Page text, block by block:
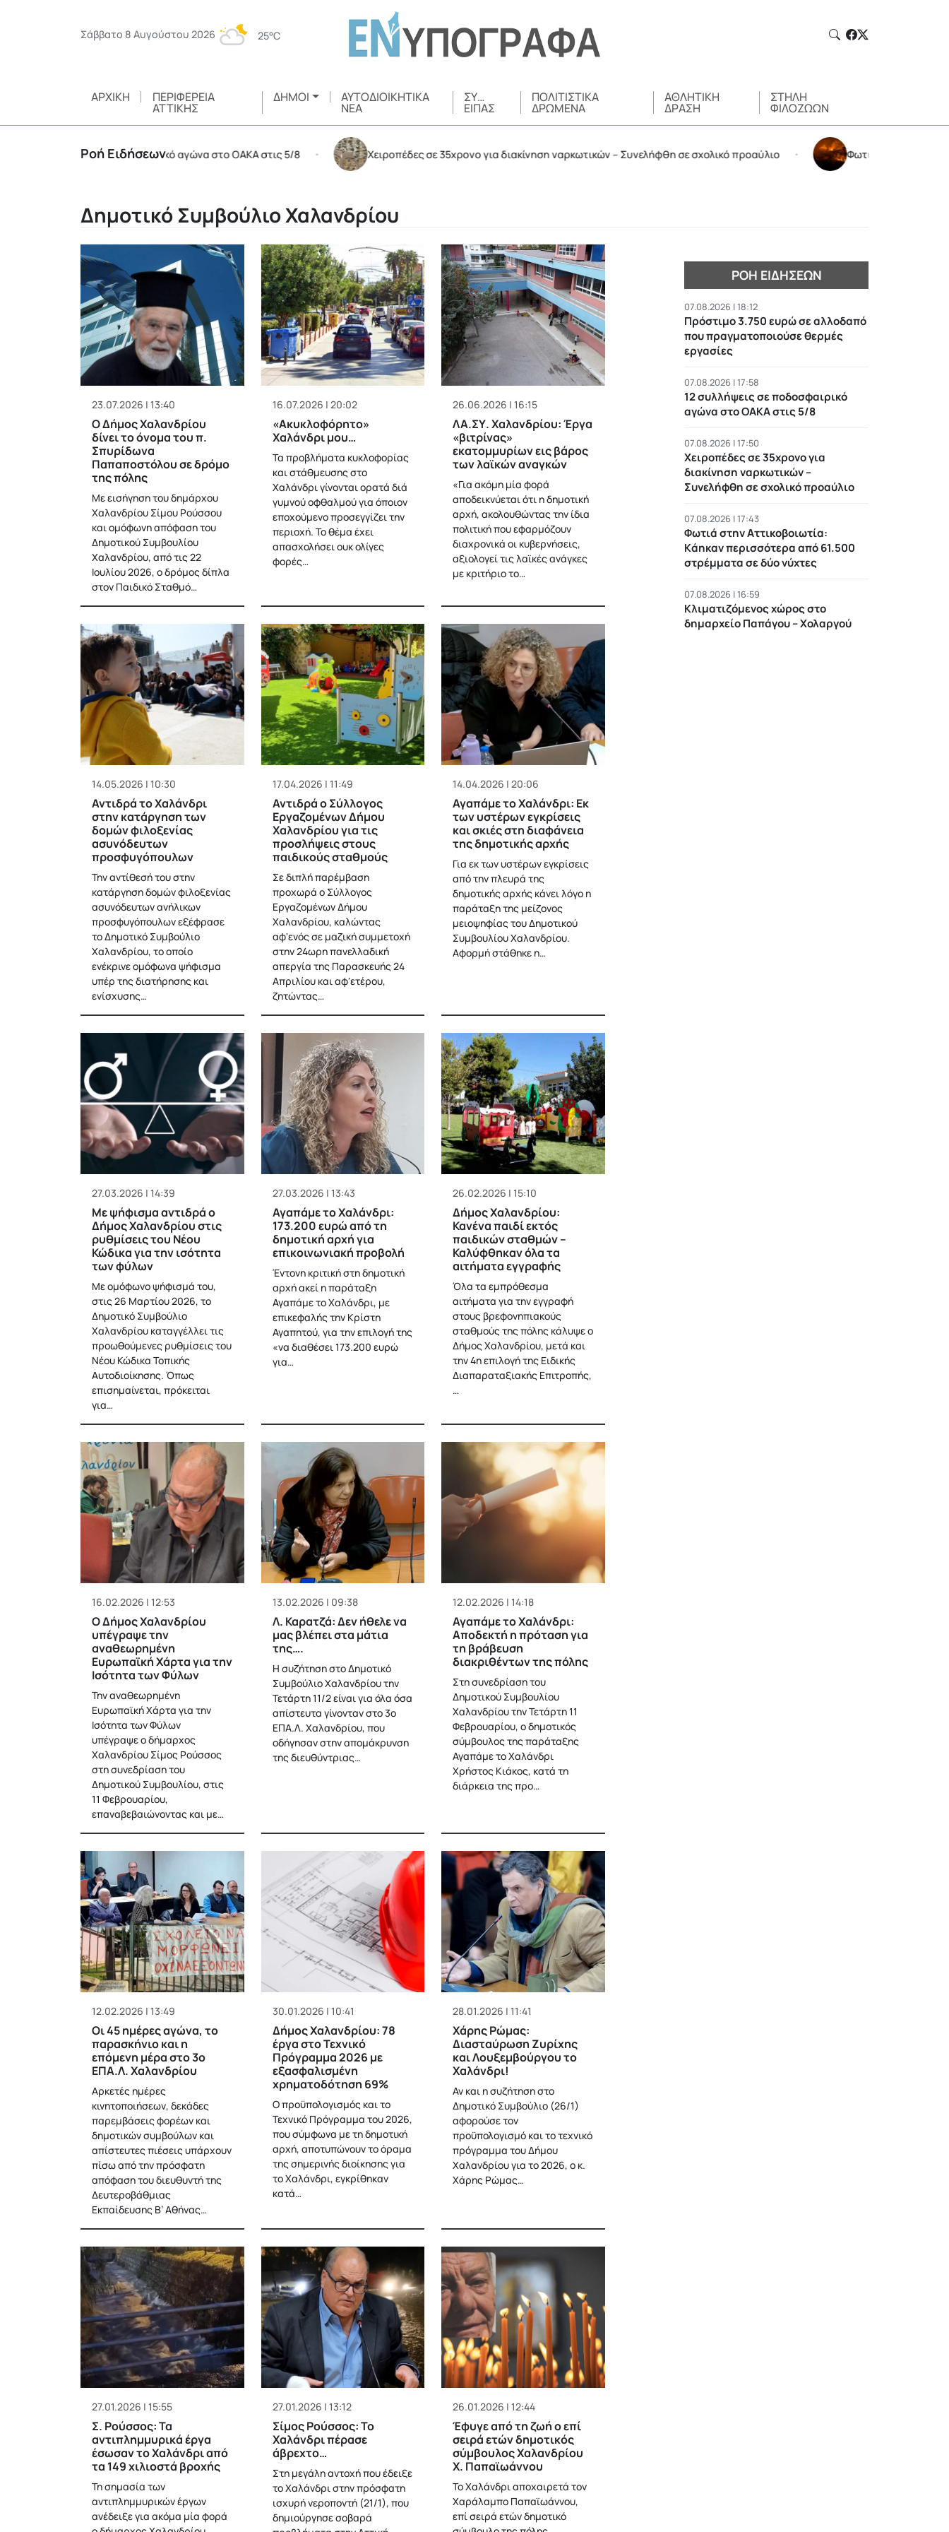
Σάββατο 8 Αυγούστου 2026 25°C
ΑΡΧΙΚΉ ΠΕΡΙΦΈΡΕΙΑ
ΑΤΤΙΚΉΣ
ΔΉΜΟΙ ΑΥΤΟΔΙΟΙΚΗΤΙΚΆ
ΝΈΑ
ΣΥ…
ΕΊΠΑΣ
ΠΟΛΙΤΙΣΤΙΚΆ
ΔΡΏΜΕΝΑ
ΑΘΛΗΤΙΚΉ
ΔΡΆΣΗ
ΣΤΉΛΗ
ΦΙΛΌΖΩΩΝ
Ροή Ειδήσεων
σε ποδοσφαιρικό αγώνα στο ΟΑΚΑ στις 5/8 • Χειροπέδες σε 35χρονο για διακίνηση ναρκωτικών – Συνελήφθη σε σχολικό προαύλιο • Φωτιά στην Αττικοβοιωτία:
Δημοτικό Συμβούλιο Χαλανδρίου
23.07.2026 | 13:40
Ο Δήμος Χαλανδρίου
δίνει το όνομα του π.
Σπυρίδωνα
Παπαποστόλου σε δρόμο
της πόλης
Με εισήγηση του δημάρχου
Χαλανδρίου Σίμου Ρούσσου
και ομόφωνη απόφαση του
Δημοτικού Συμβουλίου
Χαλανδρίου, από τις 22
Ιουλίου 2026, ο δρόμος δίπλα
στον Παιδικό Σταθμό…
16.07.2026 | 20:02
«Ακυκλοφόρητο»
Χαλάνδρι μου…
Τα προβλήματα κυκλοφορίας
και στάθμευσης στο
Χαλάνδρι γίνονται ορατά διά
γυμνού οφθαλμού για όποιον
εποχούμενο προσεγγίζει την
περιοχή. Το θέμα έχει
απασχολήσει ουκ ολίγες
φορές…
26.06.2026 | 16:15
ΛΑ.ΣΥ. Χαλανδρίου: Έργα
«βιτρίνας»
εκατομμυρίων εις βάρος
των λαϊκών αναγκών
«Για ακόμη μία φορά
αποδεικνύεται ότι η δημοτική
αρχή, ακολουθώντας την ίδια
πολιτική που εφαρμόζουν
διαχρονικά οι κυβερνήσεις,
αξιολογεί τις λαϊκές ανάγκες
με κριτήριο το…
14.05.2026 | 10:30
Αντιδρά το Χαλάνδρι
στην κατάργηση των
δομών φιλοξενίας
ασυνόδευτων
προσφυγόπουλων
Την αντίθεσή του στην
κατάργηση δομών φιλοξενίας
ασυνόδευτων ανήλικων
προσφυγόπουλων εξέφρασε
το Δημοτικό Συμβούλιο
Χαλανδρίου, το οποίο
ενέκρινε ομόφωνα ψήφισμα
υπέρ της διατήρησης και
ενίσχυσης…
17.04.2026 | 11:49
Αντιδρά ο Σύλλογος
Εργαζομένων Δήμου
Χαλανδρίου για τις
προσλήψεις στους
παιδικούς σταθμούς
Σε διπλή παρέμβαση
προχωρά ο Σύλλογος
Εργαζομένων Δήμου
Χαλανδρίου, καλώντας
αφ'ενός σε μαζική συμμετοχή
στην 24ωρη πανελλαδική
απεργία της Παρασκευής 24
Απριλίου και αφ'ετέρου,
ζητώντας…
14.04.2026 | 20:06
Αγαπάμε το Χαλάνδρι: Εκ
των υστέρων εγκρίσεις
και σκιές στη διαφάνεια
της δημοτικής αρχής
Για εκ των υστέρων εγκρίσεις
από την πλευρά της
δημοτικής αρχής κάνει λόγο η
παράταξη της μείζονος
μειοψηφίας του Δημοτικού
Συμβουλίου Χαλανδρίου.
Αφορμή στάθηκε η…
27.03.2026 | 14:39
Με ψήφισμα αντιδρά ο
Δήμος Χαλανδρίου στις
ρυθμίσεις του Νέου
Κώδικα για την ισότητα
των φύλων
Με ομόφωνο ψήφισμά του,
στις 26 Μαρτίου 2026, το
Δημοτικό Συμβούλιο
Χαλανδρίου καταγγέλλει τις
προωθούμενες ρυθμίσεις του
Νέου Κώδικα Τοπικής
Αυτοδιοίκησης. Όπως
επισημαίνεται, πρόκειται
για…
27.03.2026 | 13:43
Αγαπάμε το Χαλάνδρι:
173.200 ευρώ από τη
δημοτική αρχή για
επικοινωνιακή προβολή
Έντονη κριτική στη δημοτική
αρχή ακεί η παράταξη
Αγαπάμε το Χαλάνδρι, με
επικεφαλής την Κρίστη
Αγαπητού, για την επιλογή της
«να διαθέσει 173.200 ευρώ
για…
26.02.2026 | 15:10
Δήμος Χαλανδρίου:
Κανένα παιδί εκτός
παιδικών σταθμών –
Καλύφθηκαν όλα τα
αιτήματα εγγραφής
Όλα τα εμπρόθεσμα
αιτήματα για την εγγραφή
στους βρεφονηπιακούς
σταθμούς της πόλης κάλυψε ο
Δήμος Χαλανδρίου, μετά και
την 4η επιλογή της Ειδικής
Διαπαραταξιακής Επιτροπής,
…
16.02.2026 | 12:53
Ο Δήμος Χαλανδρίου
υπέγραψε την
αναθεωρημένη
Ευρωπαϊκή Χάρτα για την
Ισότητα των Φύλων
Την αναθεωρημένη
Ευρωπαϊκή Χάρτα για την
Ισότητα των Φύλων
υπέγραψε ο δήμαρχος
Χαλανδρίου Σίμος Ρούσσος
στη συνεδρίαση του
Δημοτικού Συμβουλίου, στις
11 Φεβρουαρίου,
επαναβεβαιώνοντας και με…
13.02.2026 | 09:38
Λ. Καρατζά: Δεν ήθελε να
μας βλέπει στα μάτια
της….
Η συζήτηση στο Δημοτικό
Συμβούλιο Χαλανδρίου την
Τετάρτη 11/2 είναι για όλα όσα
απίστευτα γίνονταν στο 3ο
ΕΠΑ.Λ. Χαλανδρίου, που
οδήγησαν στην απομάκρυνση
της διευθύντριας…
12.02.2026 | 14:18
Αγαπάμε το Χαλάνδρι:
Αποδεκτή η πρόταση για
τη βράβευση
διακριθέντων της πόλης
Στη συνεδρίαση του
Δημοτικού Συμβουλίου
Χαλανδρίου την Τετάρτη 11
Φεβρουαρίου, ο δημοτικός
σύμβουλος της παράταξης
Αγαπάμε το Χαλάνδρι
Χρήστος Κιάκος, κατά τη
διάρκεια της προ…
12.02.2026 | 13:49
Οι 45 ημέρες αγώνα, το
παρασκήνιο και η
επόμενη μέρα στο 3ο
ΕΠΑ.Λ. Χαλανδρίου
Αρκετές ημέρες
κινητοποιήσεων, δεκάδες
παρεμβάσεις φορέων και
δημοτικών συμβούλων και
απίστευτες πιέσεις υπάρχουν
πίσω από την πρόσφατη
απόφαση του διευθυντή της
Δευτεροβάθμιας
Εκπαίδευσης Β’ Αθήνας…
30.01.2026 | 10:41
Δήμος Χαλανδρίου: 78
έργα στο Τεχνικό
Πρόγραμμα 2026 με
εξασφαλισμένη
χρηματοδότηση 69%
Ο προϋπολογισμός και το
Τεχνικό Πρόγραμμα του 2026,
που σύμφωνα με τη δημοτική
αρχή, αποτυπώνουν το όραμα
της σημερινής διοίκησης για
το Χαλάνδρι, εγκρίθηκαν
κατά…
28.01.2026 | 11:41
Χάρης Ρώμας:
Διασταύρωση Ζυρίχης
και Λουξεμβούργου το
Χαλάνδρι!
Αν και η συζήτηση στο
Δημοτικό Συμβούλιο (26/1)
αφορούσε τον
προϋπολογισμό και το τεχνικό
πρόγραμμα του Δήμου
Χαλανδρίου για το 2026, ο κ.
Χάρης Ρώμας…
27.01.2026 | 15:55
Σ. Ρούσσος: Τα
αντιπλημμυρικά έργα
έσωσαν το Χαλάνδρι από
τα 149 χιλιοστά βροχής
Τη σημασία των
αντιπλημμυρικών έργων
ανέδειξε για ακόμα μία φορά
27.01.2026 | 13:12
Σίμος Ρούσσος: Το
Χαλάνδρι πέρασε
άβρεχτο…
Στη μεγάλη αντοχή που έδειξε
το Χαλάνδρι στην πρόσφατη
ισχυρή νεροποντή (21/1), που
δημιούργησε σοβαρά
26.01.2026 | 12:44
Έφυγε από τη ζωή ο επί
σειρά ετών δημοτικός
σύμβουλος Χαλανδρίου
Χ. Παπαϊωάννου
Το Χαλάνδρι αποχαιρετά τον
Χαράλαμπο Παπαϊωάννου,
επί σειρά ετών δημοτικό
ΡΟΉ ΕΙΔΉΣΕΩΝ
07.08.2026 | 18:12
Πρόστιμο 3.750 ευρώ σε αλλοδαπό
που πραγματοποιούσε θερμές
εργασίες
07.08.2026 | 17:58
12 συλλήψεις σε ποδοσφαιρικό
αγώνα στο ΟΑΚΑ στις 5/8
07.08.2026 | 17:50
Χειροπέδες σε 35χρονο για
διακίνηση ναρκωτικών –
Συνελήφθη σε σχολικό προαύλιο
07.08.2026 | 17:43
Φωτιά στην Αττικοβοιωτία:
Kάηκαν περισσότερα από 61.500
στρέμματα σε δύο νύχτες
07.08.2026 | 16:59
Κλιματιζόμενος χώρος στο
δημαρχείο Παπάγου – Χολαργού